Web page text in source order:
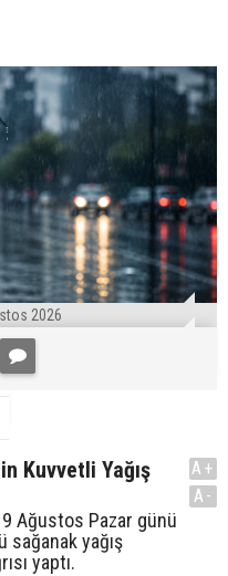
2026
Kuvvetli Yağış
Ağustos Pazar günü
yağış
yaptı.
A+
A-